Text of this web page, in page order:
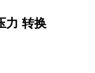
力 转换